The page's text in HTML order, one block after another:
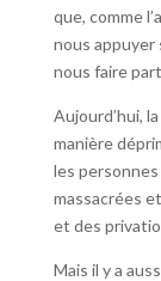
que, comme
nous appuyer
nous faire
Aujourd’hui,
manière
les
massacrées
et des
Mais il y a